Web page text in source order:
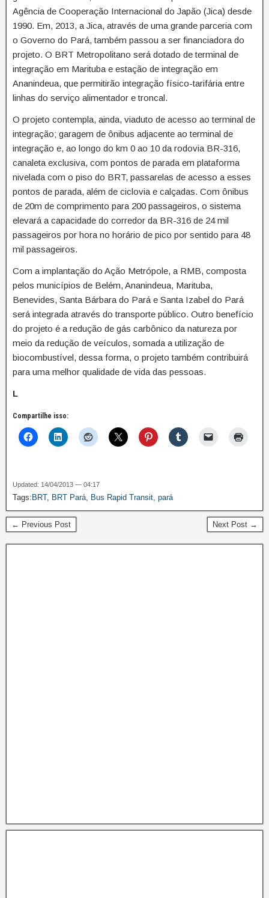
Agência de Cooperação Internacional do Japão (Jica) desde
1990. Em, 2013, a Jica, através de uma grande parceria com
o Governo do Pará, também passou a ser financiadora do
projeto. O BRT Metropolitano será dotado de terminal de
integração em Marituba e estação de integração em
Ananindeua, que permitirão integração físico-tarifária entre
linhas do serviço alimentador e troncal.
O projeto contempla, ainda, viaduto de acesso ao terminal de
integração; garagem de ônibus adjacente ao terminal de
integração e, ao longo do km 0 ao 10 da rodovia BR-316,
canaleta exclusiva, com pontos de parada em plataforma
nivelada com o piso do BRT, passarelas de acesso a esses
pontos de parada, além de ciclovia e calçadas. Com ônibus
de 20m de comprimento para 200 passageiros, o sistema
elevará a capacidade do corredor da BR-316 de 24 mil
passageiros por hora no horário de pico por sentido para 48
mil passageiros.
Com a implantação do Ação Metrópole, a RMB, composta
pelos municípios de Belém, Ananindeua, Marituba,
Benevides, Santa Bárbara do Pará e Santa Izabel do Pará
será integrada através do transporte público. Outro benefício
do projeto é a redução de gás carbônico da natureza por
meio da redução de veículos, somada a utilização de
biocombustível, dessa forma, o projeto também contribuirá
para uma melhor qualidade de vida das pessoas.
L
Compartilhe isso:
Updated: 14/04/2013 — 04:17
Tags: BRT, BRT Pará, Bus Rapid Transit, pará
← Previous Post Next Post →